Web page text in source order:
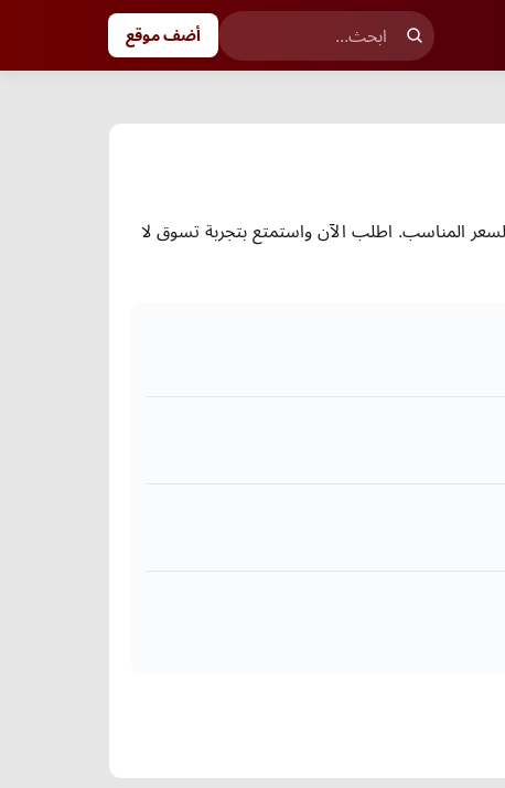
أضف موقع
المناسب. اطلب الآن واستمتع بتجربة تسوق لا